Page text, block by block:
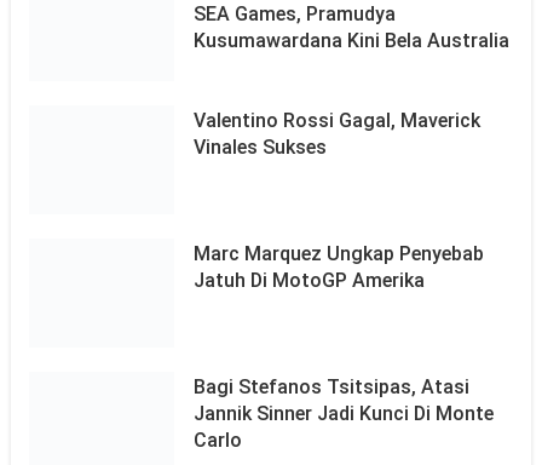
SEA Games, Pramudya
Kusumawardana Kini Bela Australia
Valentino Rossi Gagal, Maverick
Vinales Sukses
Marc Marquez Ungkap Penyebab
Jatuh Di MotoGP Amerika
Bagi Stefanos Tsitsipas, Atasi
Jannik Sinner Jadi Kunci Di Monte
Carlo